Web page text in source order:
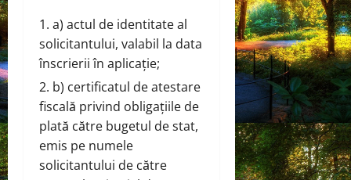
a) actul de identitate al
solicitantului, valabil la data
înscrierii în aplicație;
b) certificatul de atestare
fiscală privind obligațiile de
plată către bugetul de stat,
emis pe numele
solicitantului de către